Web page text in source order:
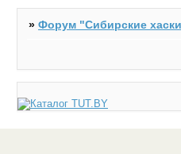
»Форум "Cибирские